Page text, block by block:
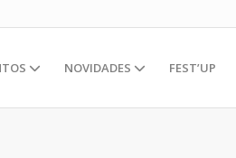
NOVIDADES FEST’UP